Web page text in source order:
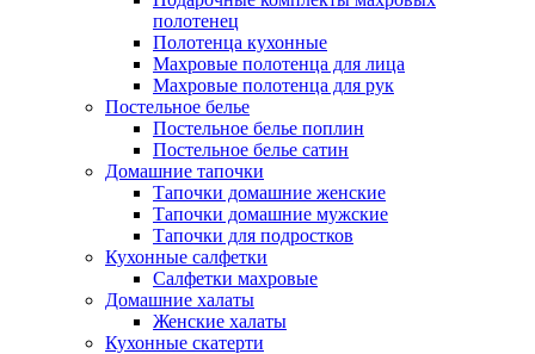
полотенец
Полотенца кухонные
Махровые полотенца для лица
Махровые полотенца для рук
Постельное белье
Постельное белье поплин
Постельное белье сатин
Домашние тапочки
Тапочки домашние женские
Тапочки домашние мужские
Тапочки для подростков
Кухонные салфетки
Салфетки махровые
Домашние халаты
Женские халаты
Кухонные скатерти